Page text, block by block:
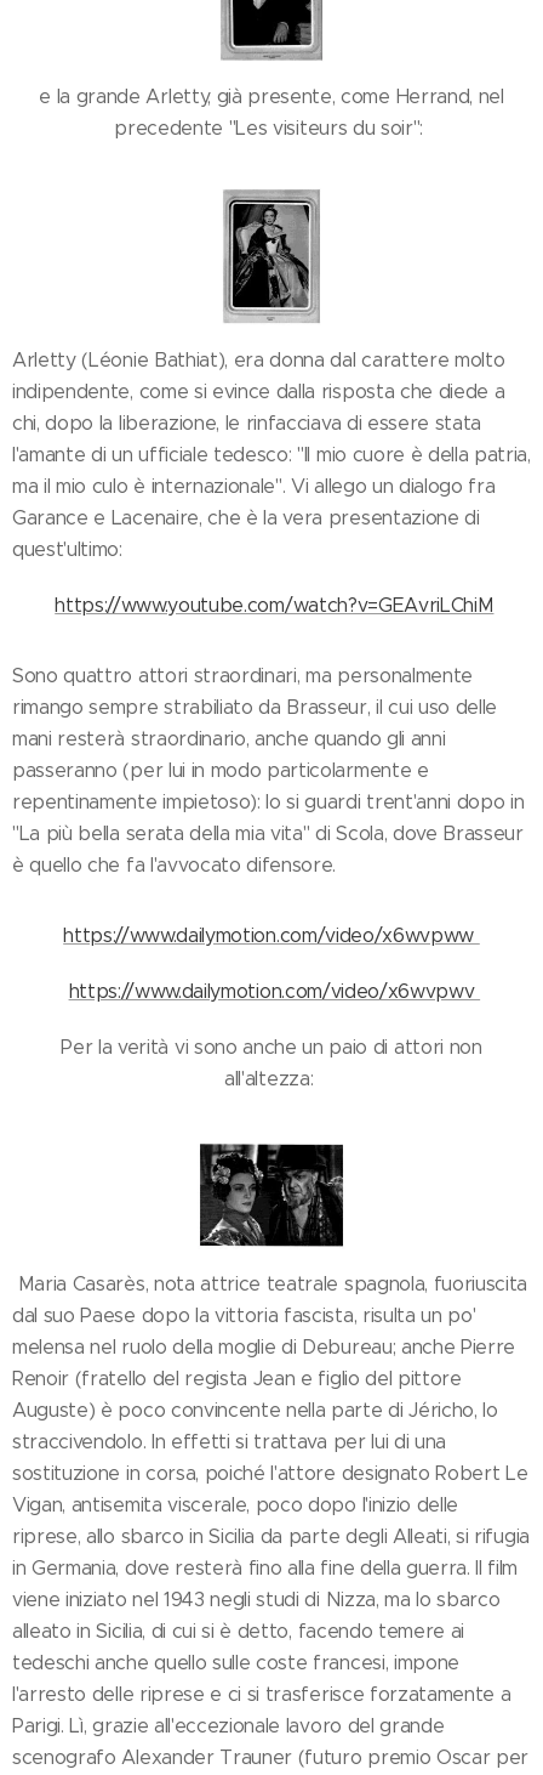
e la grande Arletty, già presente, come Herrand, nel
precedente "Les visiteurs du soir":
Arletty (Léonie Bathiat), era donna dal carattere molto
indipendente, come si evince dalla risposta che diede a
chi, dopo la liberazione, le rinfacciava di essere stata
l'amante di un ufficiale tedesco: "Il mio cuore è della patria,
ma il mio culo è internazionale". Vi allego un dialogo fra
Garance e Lacenaire, che è la vera presentazione di
quest'ultimo:
https://www.youtube.com/watch?v=GEAvriLChiM
Sono quattro attori straordinari, ma personalmente
rimango sempre strabiliato da Brasseur, il cui uso delle
mani resterà straordinario, anche quando gli anni
passeranno (per lui in modo particolarmente e
repentinamente impietoso): lo si guardi trent'anni dopo in
"La più bella serata della mia vita" di Scola, dove Brasseur
è quello che fa l'avvocato difensore.
https://www.dailymotion.com/video/x6wvpww
https://www.dailymotion.com/video/x6wvpwv
Per la verità vi sono anche un paio di attori non
all'altezza:
Maria Casarès, nota attrice teatrale spagnola, fuoriuscita
dal suo Paese dopo la vittoria fascista, risulta un po'
melensa nel ruolo della moglie di Debureau; anche Pierre
Renoir (fratello del regista Jean e figlio del pittore
Auguste) è poco convincente nella parte di Jéricho, lo
straccivendolo. In effetti si trattava per lui di una
sostituzione in corsa, poiché l'attore designato Robert Le
Vigan, antisemita viscerale, poco dopo l'inizio delle
riprese, allo sbarco in Sicilia da parte degli Alleati, si rifugia
in Germania, dove resterà fino alla fine della guerra. Il film
viene iniziato nel 1943 negli studi di Nizza, ma lo sbarco
alleato in Sicilia, di cui si è detto, facendo temere ai
tedeschi anche quello sulle coste francesi, impone
l'arresto delle riprese e ci si trasferisce forzatamente a
Parigi. Lì, grazie all'eccezionale lavoro del grande
scenografo Alexander Trauner (futuro premio Oscar per